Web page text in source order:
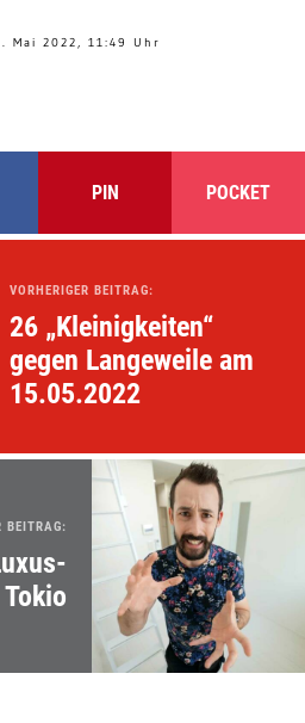
Mai 2022, 11:49 Uhr
PIN POCKET
VORHERIGER BEITRAG:
26 „Kleinigkeiten“
gegen Langeweile am
15.05.2022
BEITRAG: